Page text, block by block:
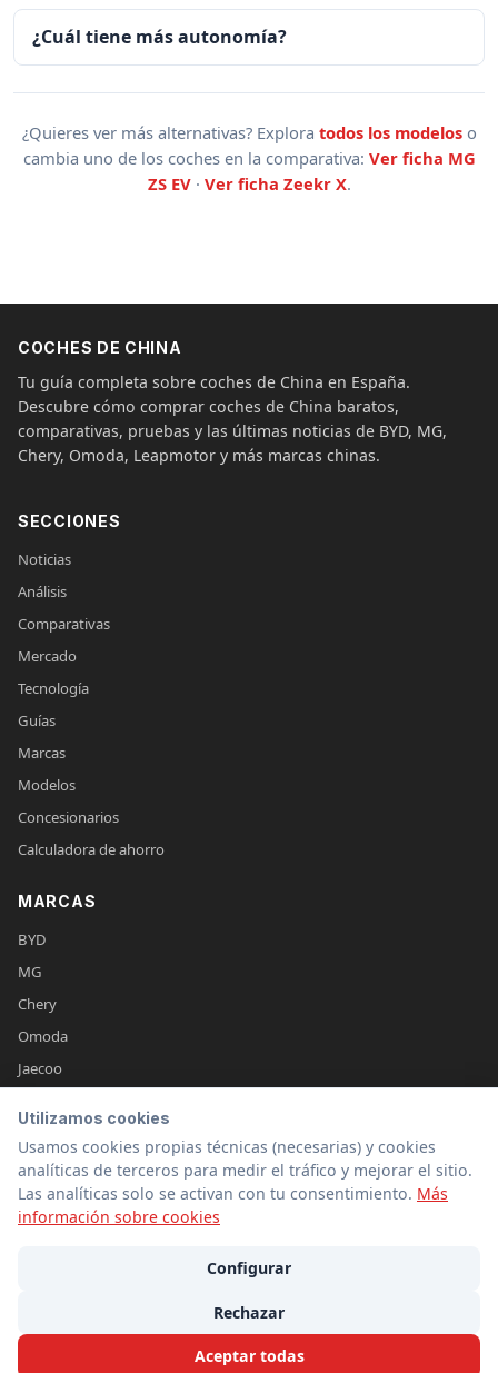
¿Cuál tiene más autonomía?
¿Quieres ver más alternativas? Explora todos los modeloso
cambia uno de los coches en la comparativa: Ver ficha MG
ZS EV· Ver ficha Zeekr X.
COCHES DE CHINA
Tu guía completa sobre coches de China en España.
Descubre cómo comprar coches de China baratos,
comparativas, pruebas y las últimas noticias de BYD, MG,
Chery, Omoda, Leapmotor y más marcas chinas.
SECCIONES
Noticias
Análisis
Comparativas
Mercado
Tecnología
Guías
Marcas
Modelos
Concesionarios
Calculadora de ahorro
MARCAS
BYD
MG
Chery
Omoda
Jaecoo
Dongfeng
Ver todas →
PrivacidadCookiesSobre nosotros
Utilizamos cookies
Usamos cookies propias técnicas (necesarias) y cookies
analíticas de terceros para medir el tráfico y mejorar el sitio.
Las analíticas solo se activan con tu consentimiento. Más
información sobre cookies
Configurar
Rechazar
Aceptar todas